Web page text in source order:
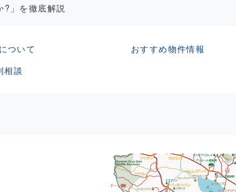
?」を徹底解説
ついて
おすすめ物件情報
相談